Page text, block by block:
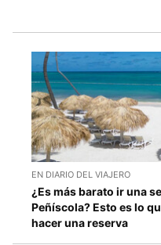
EN DIARIO DEL VIAJERO
¿Es más barato ir una
Peñíscola? Esto es lo
hacer una reserva